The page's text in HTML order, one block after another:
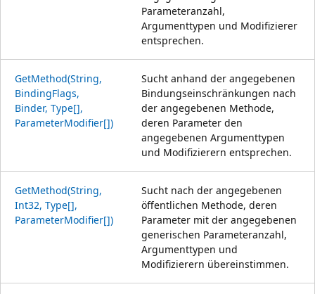
Parameteranzahl,
Argumenttypen und Modifizierer
entsprechen.
GetMethod(String,
BindingFlags,
Binder, Type[],
ParameterModifier[])
Sucht anhand der angegebenen
Bindungseinschränkungen nach
der angegebenen Methode,
deren Parameter den
angegebenen Argumenttypen
und Modifizierern entsprechen.
GetMethod(String,
Int32, Type[],
ParameterModifier[])
Sucht nach der angegebenen
öffentlichen Methode, deren
Parameter mit der angegebenen
generischen Parameteranzahl,
Argumenttypen und
Modifizierern übereinstimmen.